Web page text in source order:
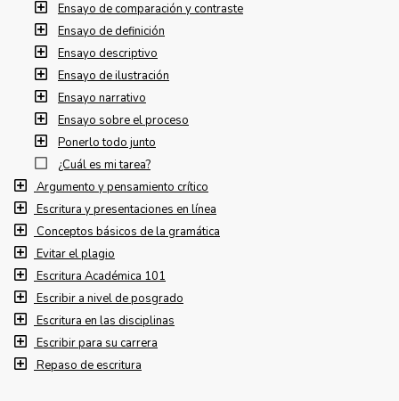
Ensayo de comparación y contraste
Ensayo de definición
Ensayo descriptivo
Ensayo de ilustración
Ensayo narrativo
Ensayo sobre el proceso
Ponerlo todo junto
¿Cuál es mi tarea?
Argumento y pensamiento crítico
Escritura y presentaciones en línea
Conceptos básicos de la gramática
Evitar el plagio
Escritura Académica 101
Escribir a nivel de posgrado
Escritura en las disciplinas
Escribir para su carrera
Repaso de escritura